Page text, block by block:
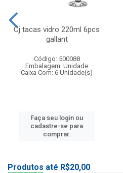
Cj tacas vidro 220ml 6pcs
gallant
Código: 500088
Embalagem: Unidade
Caixa Com: 6 Unidade(s)
Faça seu login ou
cadastre-se para
comprar.
Produtos até R$20,00